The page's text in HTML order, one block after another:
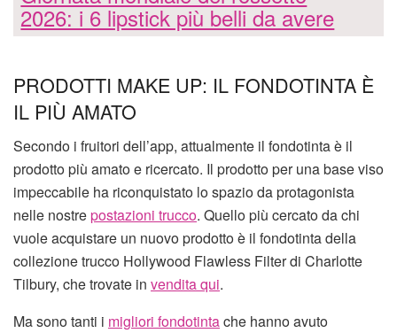
2026: i 6 lipstick più belli da avere
PRODOTTI MAKE UP: IL FONDOTINTA È
IL PIÙ AMATO
Secondo i fruitori dell’app, attualmente il fondotinta è il
prodotto più amato e ricercato. Il prodotto per una base viso
impeccabile ha riconquistato lo spazio da protagonista
nelle nostrepostazioni trucco. Quello più cercato da chi
vuole acquistare un nuovo prodotto è il fondotinta della
collezione trucco Hollywood Flawless Filter di Charlotte
Tilbury, che trovate in vendita qui.
Ma sono tanti i migliori fondotintache hanno avuto